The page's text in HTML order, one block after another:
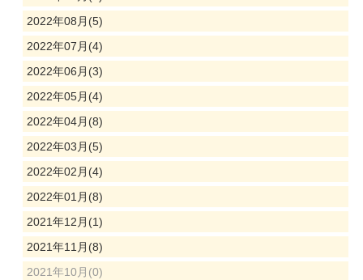
2022年08月(5)
2022年07月(4)
2022年06月(3)
2022年05月(4)
2022年04月(8)
2022年03月(5)
2022年02月(4)
2022年01月(8)
2021年12月(1)
2021年11月(8)
2021年10月(0)